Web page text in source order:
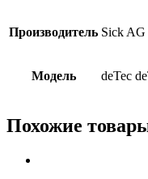
Производитель Sick AG
Модель deTec
Похожие